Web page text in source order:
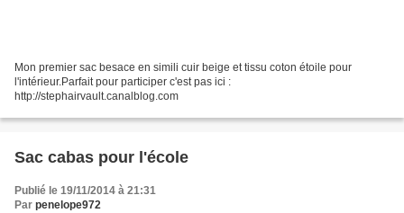
Mon premier sac besace en simili cuir beige et tissu coton étoile pour
l'intérieur.Parfait pour participer c'est pas ici :
http://stephairvault.canalblog.com
Sac cabas pour l'école
Publié le 19/11/2014 à 21:31
Par penelope972